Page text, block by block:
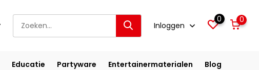
Inloggen
0 0
Educatie Partyware Entertainermaterialen Blog